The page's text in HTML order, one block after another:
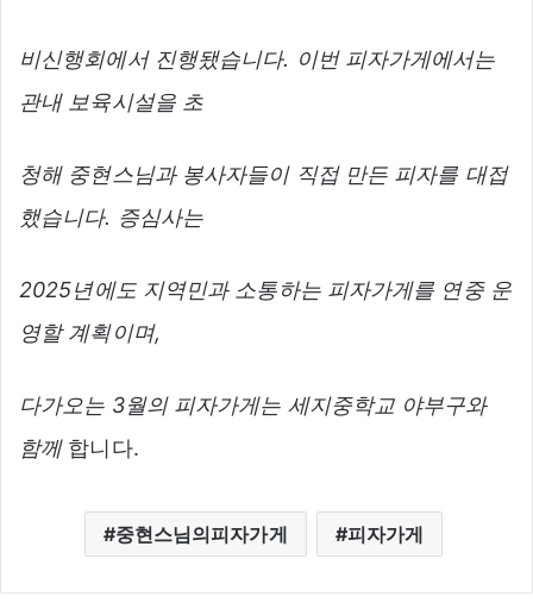
비신행회에서 진행됐습니다. 이번 피자가게에서는
관내 보육시설을 초
청해 중현스님과 봉사자들이 직접 만든 피자를 대접
했습니다. 증심사는
2025년에도 지역민과 소통하는 피자가게를 연중 운
영할 계획이며,
다가오는 3월의 피자가게는 세지중학교 야부구와
함께 합니다.
중현스님의피자가게 피자가게